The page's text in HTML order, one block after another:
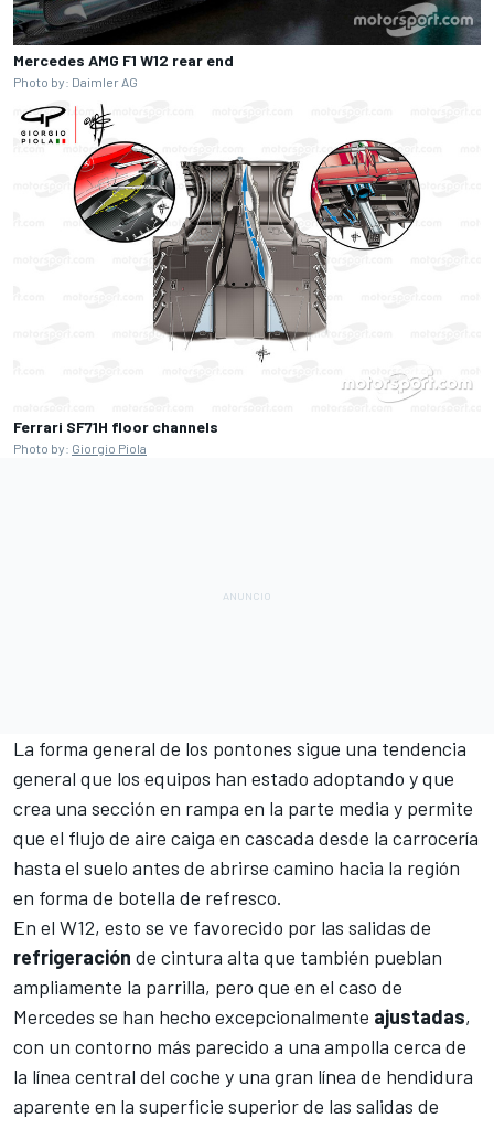
Mercedes AMG F1 W12 rear end
Photo by: Daimler AG
Ferrari SF71H floor channels
Photo by: Giorgio Piola
La forma general de los pontones sigue una tendencia
general que los equipos han estado adoptando y que
crea una sección en rampa en la parte media y permite
que el flujo de aire caiga en cascada desde la carrocería
hasta el suelo antes de abrirse camino hacia la región
en forma de botella de refresco.
En el W12, esto se ve favorecido por las salidas de
refrigeración de cintura alta que también pueblan
ampliamente la parrilla, pero que en el caso de
Mercedes se han hecho excepcionalmente ajustadas,
con un contorno más parecido a una ampolla cerca de
la línea central del coche y una gran línea de hendidura
aparente en la superficie superior de las salidas de